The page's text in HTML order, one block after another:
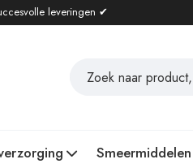
leveringen ✔
Smeermiddelen